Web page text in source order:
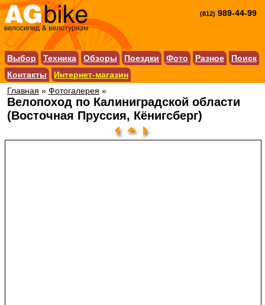
(812) 989-44-99
Выбор Техника Обзоры Поездки Фото Разное
Поиск
Контакты
Интернет-магазин
Главная » Фотогалерея »
Велопоход по Калиниградской области
(Восточная Пруссия, Кёнигсберг)